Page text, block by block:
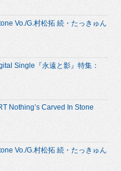
Vo./G.村松拓 続・たっきゅん
Single『永遠と影』特集：
Nothing’s Carved In Stone
Vo./G.村松拓 続・たっきゅん